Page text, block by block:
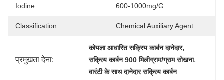
Iodine: 600-1000mg/g
Classification: Chemical Auxiliary Agent
प्रमुखता देना:
कोयला आधारित सक्रिय कार्बन दानेदार,
सक्रिय कार्बन 900 मिलीग्राम/ग्राम सोखना,
वारंटी के साथ दानेदार सक्रिय कार्बन